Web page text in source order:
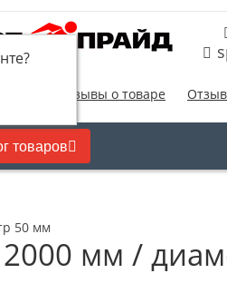
?
Отзывы о товаре
товаров
50 мм
мм /